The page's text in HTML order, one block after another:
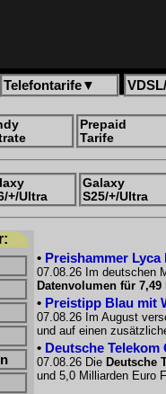
Telefontarife▼
Prepaid
Tarife
+/Ultra
Galaxy
S25/+/Ultra
• Preishammer
07.08.26 Im deutschen
Datenvolumen für
• Preistipp Blau mit
07.08.26 Im August
und auf einen
• Deutsche
07.08.26 Die Deutsche
und 5,0 Milliarden Euro